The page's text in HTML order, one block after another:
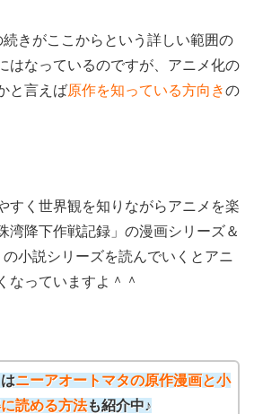
きがここからという詳しい範囲の
はなっているのですが、アニメ化の
と言えば原作を知っている方向きの
すく世界観を知りながらアニメを楽
湾降下作戦記録」の漫画シリーズ＆
の小説シリーズを読んでいくとアニ
なっていますよ＾＾
ニーアオートマタの原作漫画と小
読める方法も紹介中♪